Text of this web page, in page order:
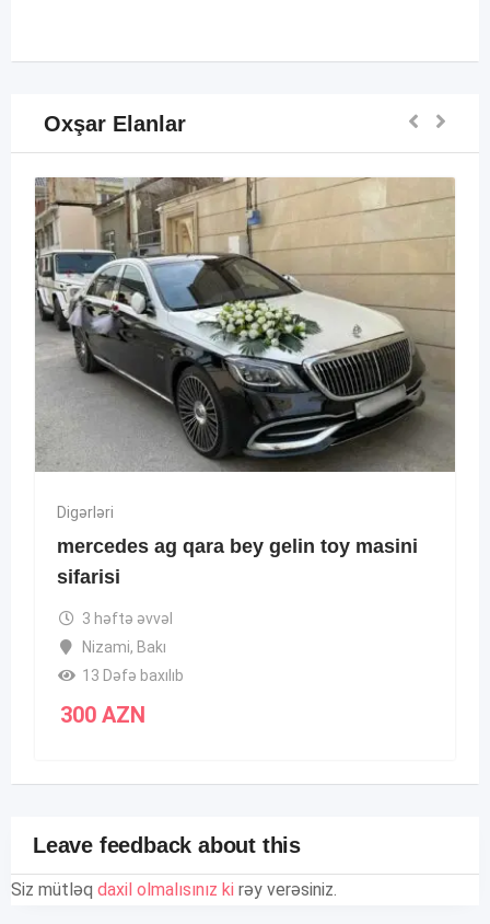
Oxşar Elanlar
Digərləri
mercedes ag qara bey gelin toy masini
sifarisi
3 həftə əvvəl
Nizami, Bakı
13 Dəfə baxılıb
300 AZN
Leave feedback about this
Siz mütləq daxil olmalısınız ki rəy verəsiniz.